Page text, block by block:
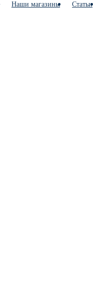
Наши магазины Статьи